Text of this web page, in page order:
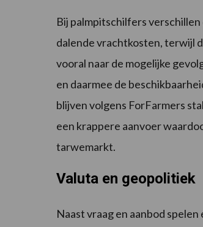
Bij palmpitschilfers
dalende vrachtkosten, terwijl
vooral naar de mogelijke
en daarmee de
blijven volgens ForFarmers
een krappere aanvoer
tarwemarkt.
Valuta en geopolitiek
Naast vraag en aanbod